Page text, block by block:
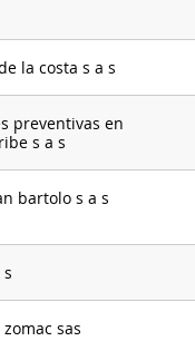
la costa s a s
preventivas en
s a s
bartolo s a s
sas